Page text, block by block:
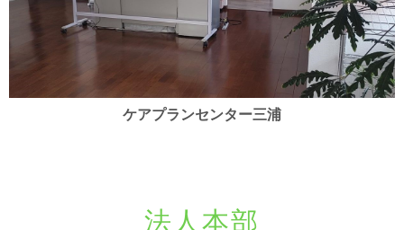
ケアプランセンター三浦
法人本部